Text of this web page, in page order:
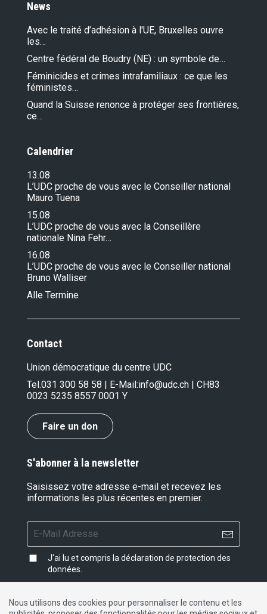
News
Avec le traité d’adhésion à l'UE, Bruxelles ouvre
les…
Centre fédéral de Boudry (NE) : un symbole de…
Féminicides et crimes intrafamiliaux : ce que les
féministes…
Quand la Suisse renonce à protéger ses frontières,
ce…
Calendrier
13.08
L’UDC proche de vous avec le Conseiller national
Mauro Tuena
15.08
L’UDC proche de vous avec la Conseillère
nationale Nina Fehr…
16.08
L’UDC proche de vous avec le Conseiller national
Bruno Walliser
Alle Termine
Contact
Union démocratique du centre UDC
Tel.031 300 58 58 | E-Mail:info@udc.ch | CH83
0023 5235 8557 0001 Y
Faire un don
S'abonner à la newsletter
Saisissez votre adresse e-mail et recevez les
informations les plus récentes en premier.
J'ai lu et compris ladéclaration de protection des
données.
Nous utilisons des cookies pour personnaliser le contenu et les